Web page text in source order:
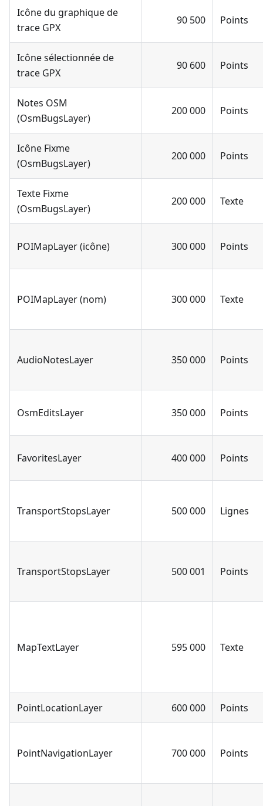
Icône du graphique de
trace GPX
90 500 Points
Icône sélectionnée de
trace GPX
90 600 Points
Notes OSM
(OsmBugsLayer)
200 000 Points
Icône Fixme
(OsmBugsLayer)
200 000 Points
Texte Fixme
(OsmBugsLayer)
200 000 Texte
POIMapLayer (icône) 300 000 Points
POIMapLayer (nom) 300 000 Texte
AudioNotesLayer 350 000 Points
OsmEditsLayer 350 000 Points
FavoritesLayer 400 000 Points
TransportStopsLayer 500 000 Lignes
TransportStopsLayer 500 001 Points
MapTextLayer 595 000 Texte
PointLocationLayer 600 000 Points
PointNavigationLayer 700 000 Points